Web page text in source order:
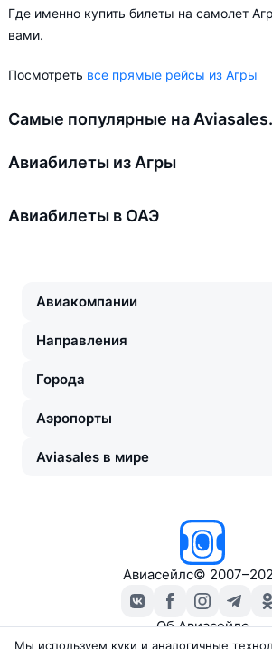
Где именно купить билеты на самолет
вами.
Посмотреть все прямые рейсы из Агры
Самые популярные на
Авиабилеты из Агры
Авиабилеты в ОАЭ
Авиакомпании
Направления
Города
Аэропорты
Aviasales в мире
Авиасейлс©
Об Авиасейлс
Пресс‑центр
Мы используем куки и аналогичные